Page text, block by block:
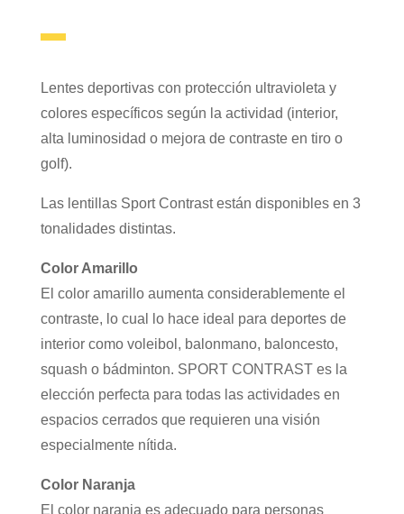
Lentes deportivas con protección ultravioleta y
colores específicos según la actividad (interior,
alta luminosidad o mejora de contraste en tiro o
golf).
Las lentillas Sport Contrast están disponibles en 3
tonalidades distintas.
Color Amarillo
El color amarillo aumenta considerablemente el
contraste, lo cual lo hace ideal para deportes de
interior como voleibol, balonmano, baloncesto,
squash o bádminton. SPORT CONTRAST es la
elección perfecta para todas las actividades en
espacios cerrados que requieren una visión
especialmente nítida.
Color Naranja
El color naranja es adecuado para personas